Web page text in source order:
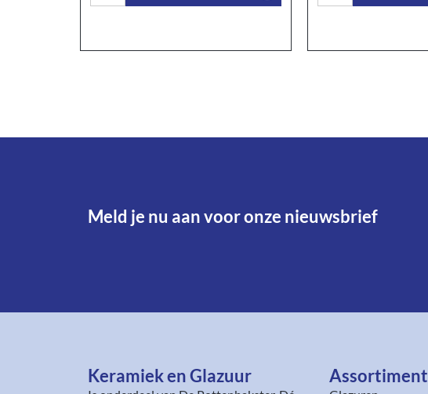
Meld je nu aan voor onze nieuwsbrief​
Keramiek en Glazuur​ Assortiment​